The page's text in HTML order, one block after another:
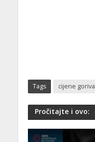
Tags cijene goriva
Pročitajte i ovo: